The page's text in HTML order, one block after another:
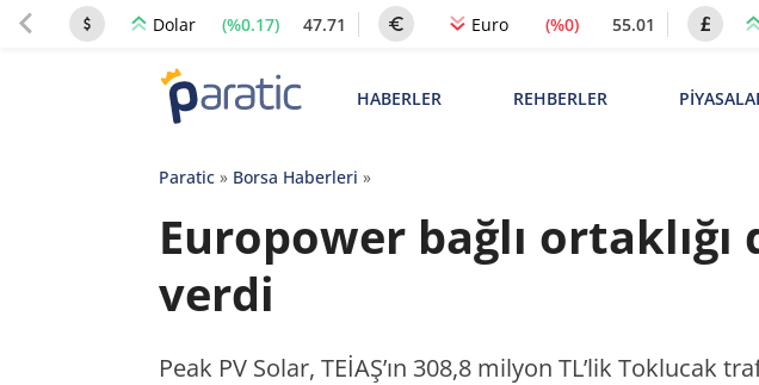
Dolar (%0.17) 47.71 Euro (%0) 55.01
HABERLER REHBERLER
Paratic» Borsa Haberleri »
Europower bağlı
verdi
Peak PV Solar, TEİAŞ’ın 308,8 milyon TL’lik Toklucak